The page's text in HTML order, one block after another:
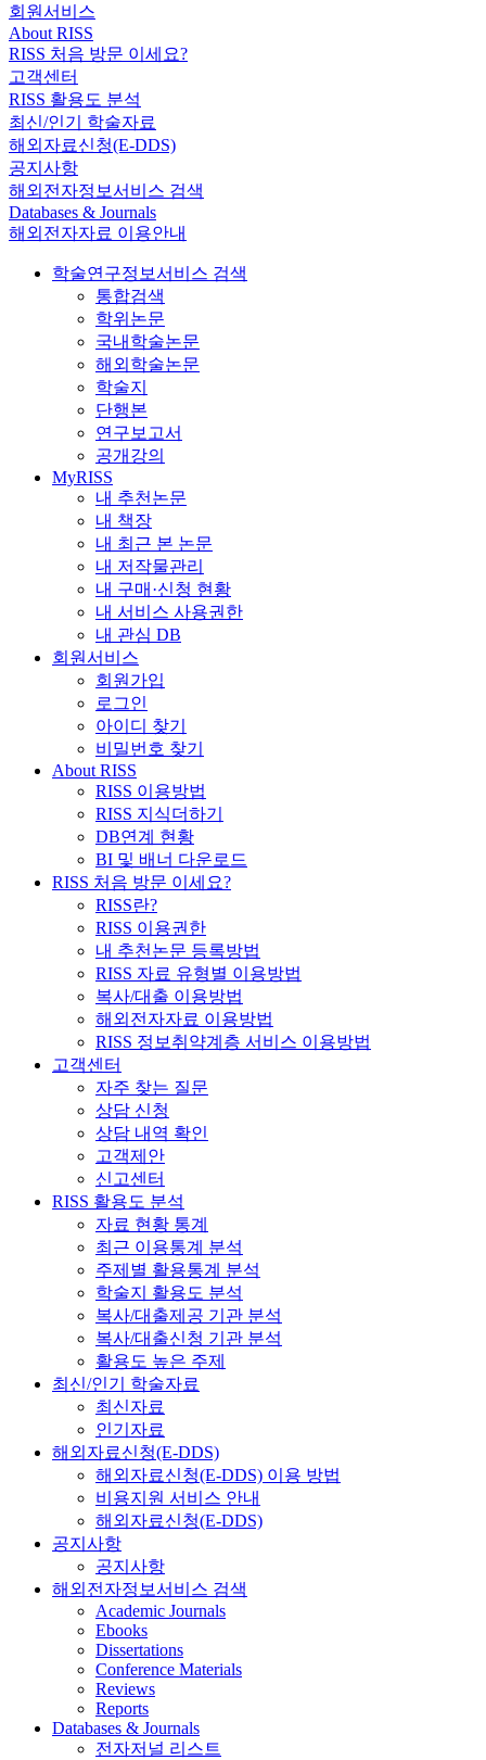
회원서비스
About RISS
RISS 처음 방문 이세요?
고객센터
RISS 활용도 분석
최신/인기 학술자료
해외자료신청(E-DDS)
공지사항
해외전자정보서비스 검색
Databases & Journals
해외전자자료 이용안내
학술연구정보서비스 검색
통합검색
학위논문
국내학술논문
해외학술논문
학술지
단행본
연구보고서
공개강의
MyRISS
내 추천논문
내 책장
내 최근 본 논문
내 저작물관리
내 구매·신청 현황
내 서비스 사용권한
내 관심 DB
회원서비스
회원가입
로그인
아이디 찾기
비밀번호 찾기
About RISS
RISS 이용방법
RISS 지식더하기
DB연계 현황
BI 및 배너 다운로드
RISS 처음 방문 이세요?
RISS란?
RISS 이용권한
내 추천논문 등록방법
RISS 자료 유형별 이용방법
복사/대출 이용방법
해외전자자료 이용방법
RISS 정보취약계층 서비스 이용방법
고객센터
자주 찾는 질문
상담 신청
상담 내역 확인
고객제안
신고센터
RISS 활용도 분석
자료 현황 통계
최근 이용통계 분석
주제별 활용통계 분석
학술지 활용도 분석
복사/대출제공 기관 분석
복사/대출신청 기관 분석
활용도 높은 주제
최신/인기 학술자료
최신자료
인기자료
해외자료신청(E-DDS)
해외자료신청(E-DDS) 이용 방법
비용지원 서비스 안내
해외자료신청(E-DDS)
공지사항
공지사항
해외전자정보서비스 검색
Academic Journals
Ebooks
Dissertations
Conference Materials
Reviews
Reports
Databases & Journals
전자저널 리스트